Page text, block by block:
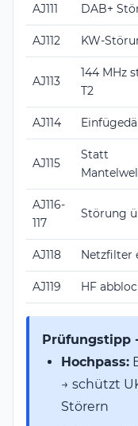
AJ111 DAB+
AJ112 KW-
AJ113
144 MHz
T2
AJ114
AJ115
Statt
AJ116-
117
Störung
AJ118 Netzfilter
AJ119 HF
Prüfungstipp
Hochpass:
→ schützt
Störern